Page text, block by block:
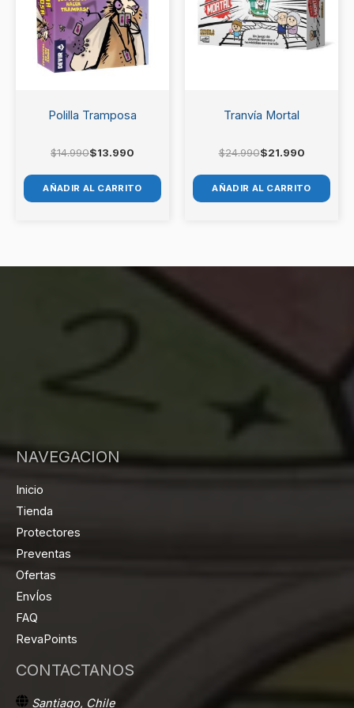
Polilla Tramposa
$14.990$13.990
AÑADIR AL CARRITO
Tranvía Mortal
$24.990$21.990
AÑADIR AL CARRITO
NAVEGACION
Inicio
Tienda
Protectores
Preventas
Ofertas
EnvÍos
FAQ
RevaPoints
CONTACTANOS
Santiago, Chile